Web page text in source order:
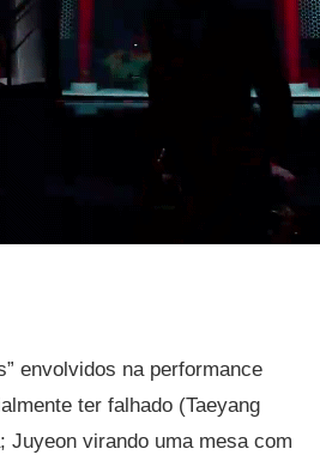
envolvidos na performance
ter falhado (Taeyang
Juyeon virando uma mesa com